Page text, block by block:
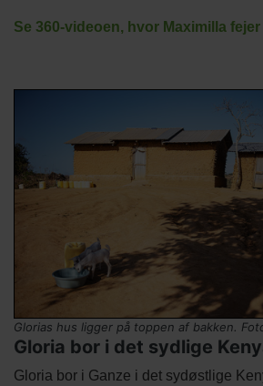
Se 360-videoen, hvor Maximilla
Billede
kredit
Glorias hus ligger på toppen af bakken.
Gloria bor i det sydlige
Tekst
Gloria bor i Ganze i det sydøstlige